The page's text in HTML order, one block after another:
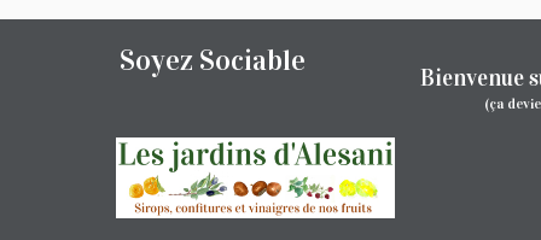
Soyez Sociable Bienvenue
(ça